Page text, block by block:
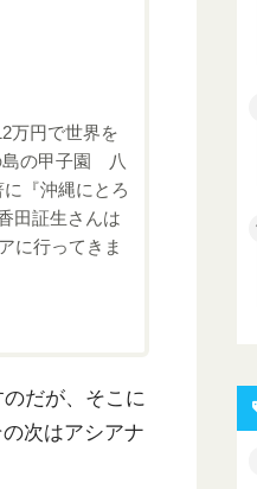
万円で世界を
島の甲子園 八
『沖縄にとろ
田証生さんは
に行ってきま
だが、そこに
次はアシアナ